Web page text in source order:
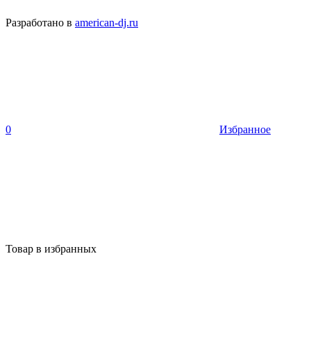
Разработано в american-dj.ru
0 Избранное
Товар в избранных